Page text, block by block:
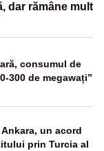
dar rămâne mult
consumul de
300 de megawați”
un acord
prin Turcia al